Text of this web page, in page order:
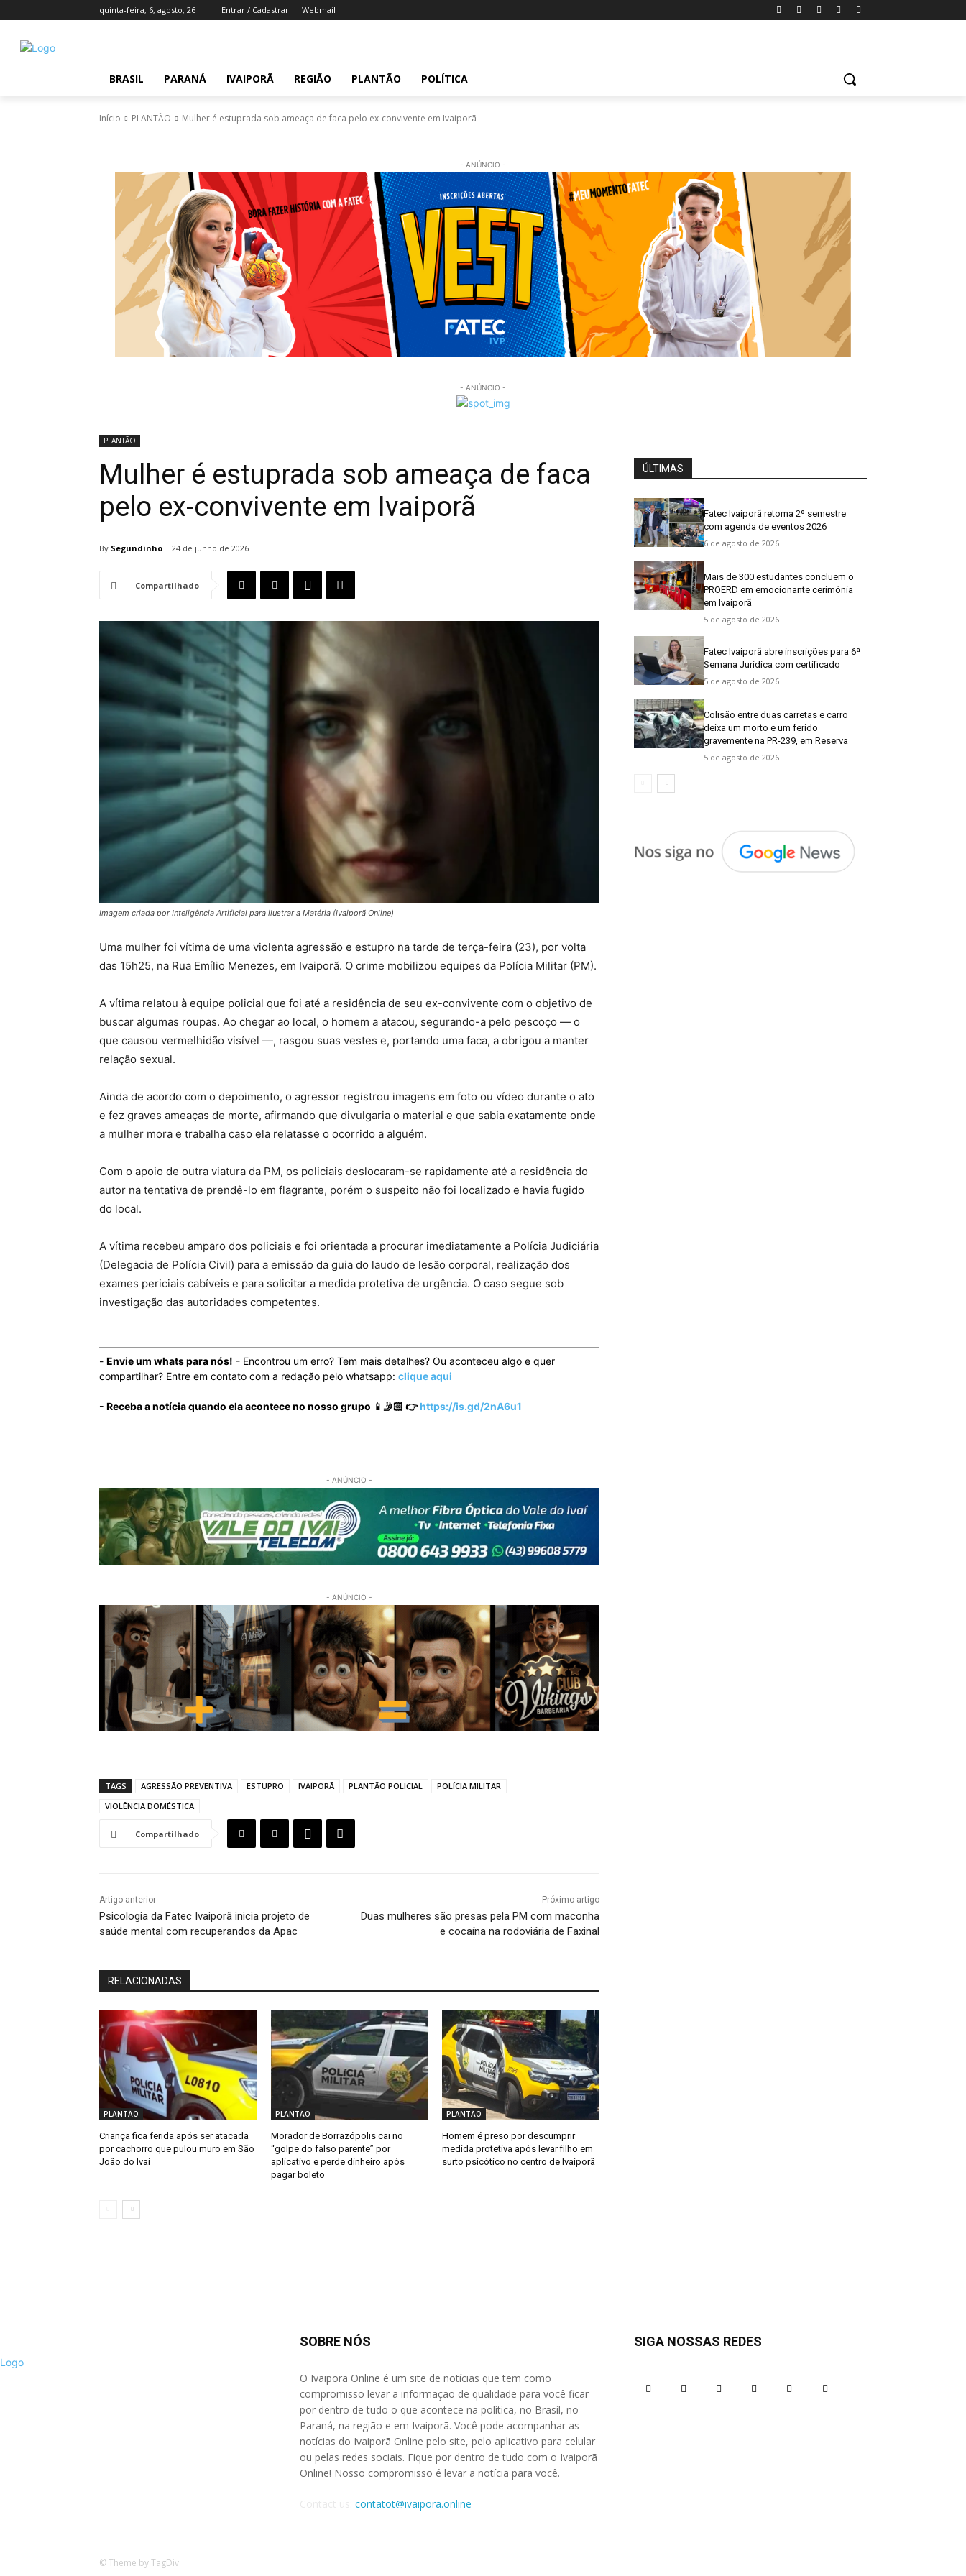
quinta-feira, 6, agosto, 26 Entrar / Cadastrar Webmail
BRASIL PARANÁ IVAIPORÃ REGIÃO PLANTÃO POLÍTICA
Início PLANTÃO Mulher é estuprada sob ameaça de faca pelo ex-convivente em Ivaiporã
- ANÚNCIO -
- ANÚNCIO -
PLANTÃO
Mulher é estuprada sob ameaça de faca
pelo ex-convivente em Ivaiporã
By Segundinho 24 de junho de 2026
Compartilhado
Imagem criada por Inteligência Artificial para ilustrar a Matéria (Ivaiporã Online)
Uma mulher foi vítima de uma violenta agressão e estupro na tarde de terça-feira (23), por volta
das 15h25, na Rua Emílio Menezes, em Ivaiporã. O crime mobilizou equipes da Polícia Militar (PM).
A vítima relatou à equipe policial que foi até a residência de seu ex-convivente com o objetivo de
buscar algumas roupas. Ao chegar ao local, o homem a atacou, segurando-a pelo pescoço — o
que causou vermelhidão visível —, rasgou suas vestes e, portando uma faca, a obrigou a manter
relação sexual.
Ainda de acordo com o depoimento, o agressor registrou imagens em foto ou vídeo durante o ato
e fez graves ameaças de morte, afirmando que divulgaria o material e que sabia exatamente onde
a mulher mora e trabalha caso ela relatasse o ocorrido a alguém.
Com o apoio de outra viatura da PM, os policiais deslocaram-se rapidamente até a residência do
autor na tentativa de prendê-lo em flagrante, porém o suspeito não foi localizado e havia fugido
do local.
A vítima recebeu amparo dos policiais e foi orientada a procurar imediatamente a Polícia Judiciária
(Delegacia de Polícia Civil) para a emissão da guia do laudo de lesão corporal, realização dos
exames periciais cabíveis e para solicitar a medida protetiva de urgência. O caso segue sob
investigação das autoridades competentes.
- Envie um whats para nós! - Encontrou um erro? Tem mais detalhes? Ou aconteceu algo e quer
compartilhar? Entre em contato com a redação pelo whatsapp: clique aqui
- Receba a notícia quando ela acontece no nosso grupo 📱🤳🏻 👉https://is.gd/2nA6u1
- ANÚNCIO -
- ANÚNCIO -
TAGS AGRESSÃO PREVENTIVA ESTUPRO IVAIPORÃ PLANTÃO POLICIAL
POLÍCIA MILITAR
VIOLÊNCIA DOMÉSTICA
Compartilhado
Artigo anterior
Psicologia da Fatec Ivaiporã inicia projeto de
saúde mental com recuperandos da Apac
Próximo artigo
Duas mulheres são presas pela PM com maconha
e cocaína na rodoviária de Faxinal
RELACIONADAS
PLANTÃO
Criança fica ferida após ser atacada
por cachorro que pulou muro em São
João do Ivaí
PLANTÃO
Morador de Borrazópolis cai no
“golpe do falso parente” por
aplicativo e perde dinheiro após
pagar boleto
PLANTÃO
Homem é preso por descumprir
medida protetiva após levar filho em
surto psicótico no centro de Ivaiporã
ÚLTIMAS
Fatec Ivaiporã retoma 2º semestre
com agenda de eventos 2026
6 de agosto de 2026
Mais de 300 estudantes concluem o
PROERD em emocionante cerimônia
em Ivaiporã
5 de agosto de 2026
Fatec Ivaiporã abre inscrições para 6ª
Semana Jurídica com certificado
5 de agosto de 2026
Colisão entre duas carretas e carro
deixa um morto e um ferido
gravemente na PR-239, em Reserva
5 de agosto de 2026
SOBRE NÓS
O Ivaiporã Online é um site de notícias que tem como
compromisso levar a informação de qualidade para você ficar
por dentro de tudo o que acontece na política, no Brasil, no
Paraná, na região e em Ivaiporã. Você pode acompanhar as
notícias do Ivaiporã Online pelo site, pelo aplicativo para celular
ou pelas redes sociais. Fique por dentro de tudo com o Ivaiporã
Online! Nosso compromisso é levar a notícia para você.
contatot@ivaipora.online
SIGA NOSSAS REDES
© Theme by TagDiv